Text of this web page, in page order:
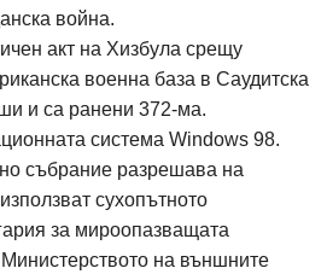
война.
акт на Хизбула срещу
военна база в Саудитска
и са ранени 372-ма.
система Windows 98.
събрание разрешава на
сухопътното
за мироопазващата
на външните